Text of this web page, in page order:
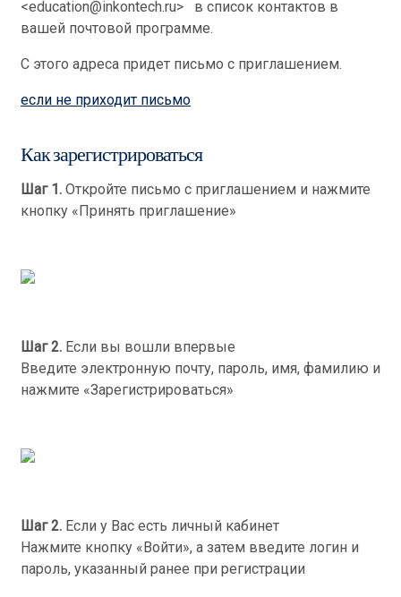
<education@inkontech.ru> в список контактов в
вашей почтовой программе.
C этого адреса придет письмо с приглашением.
если не приходит письмо
Как зарегистрироваться
Шаг 1. Откройте письмо с приглашением и нажмите
кнопку «Принять приглашение»
Шаг 2. Если вы вошли впервые
Введите электронную почту, пароль, имя, фамилию и
нажмите «Зарегистрироваться»
Шаг 2. Если у Вас есть личный кабинет
Нажмите кнопку «Войти», а затем введите логин и
пароль, указанный ранее при регистрации